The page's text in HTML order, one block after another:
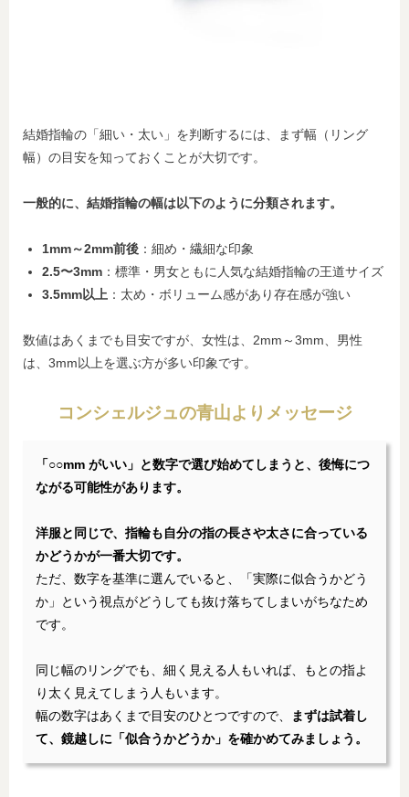
結婚指輪の「細い・太い」を判断するには、まず幅（リング
幅）の目安を知っておくことが大切です。
一般的に、結婚指輪の幅は以下のように分類されます。
1mm～2mm前後 ：細め・繊細な印象
2.5〜3mm ：標準・男女ともに人気な結婚指輪の王道サイズ
3.5mm以上 ：太め・ボリューム感があり存在感が強い
数値はあくまでも目安ですが、女性は、2mm～3mm、男性
は、3mm以上を選ぶ方が多い印象です。
コンシェルジュの青山よりメッセージ
「○○mm がいい」と数字で選び始めてしまうと、後悔につ
ながる可能性があります。
洋服と同じで、指輪も自分の指の長さや太さに合っている
かどうかが一番大切です。
ただ、数字を基準に選んでいると、「実際に似合うかどう
か」という視点がどうしても抜け落ちてしまいがちなため
です。
同じ幅のリングでも、細く見える人もいれば、もとの指よ
り太く見えてしまう人もいます。
幅の数字はあくまで目安のひとつですので、
まずは試着し
て、鏡越しに「似合うかどうか」を確かめてみましょう。